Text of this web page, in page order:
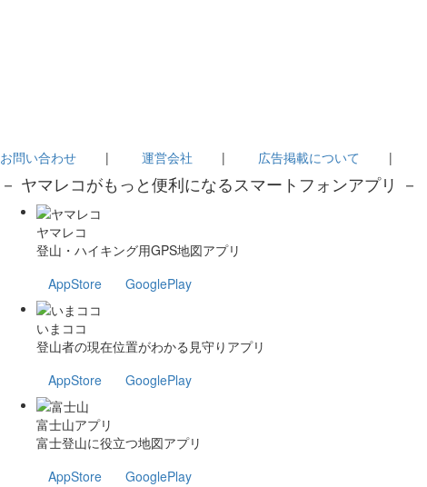
お問い合わせ | 運営会社 | 広告掲載について |
－ ヤマレコがもっと便利になるスマートフォンアプリ －
ヤマレコ
登山・ハイキング用GPS地図アプリ
AppStore
GooglePlay
いまココ
登山者の現在位置がわかる見守りアプリ
AppStore
GooglePlay
富士山アプリ
富士登山に役立つ地図アプリ
AppStore
GooglePlay